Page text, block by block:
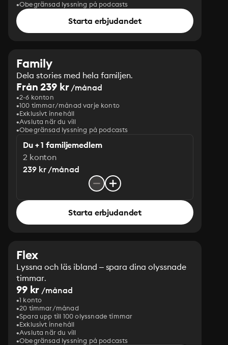
Obegränsad lyssning på podcasts
Starta erbjudandet
Family
Dela stories med hela familjen.
Från 239 kr/månad
2-6 konton
100 timmar/månad varje konto
Exklusivt innehåll
Avsluta när du vill
Obegränsad lyssning på podcasts
Du + 1 familjemedlem
2 konton
239 kr /månad
Starta erbjudandet
Flex
Lyssna och läs ibland – spara dina olyssnade
timmar.
99 kr /månad
1 konto
20 timmar/månad
Spara upp till 100 olyssnade timmar
Exklusivt innehåll
Avsluta när du vill
Obegränsad lyssning på podcasts